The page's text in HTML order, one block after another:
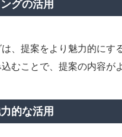
グの活用
、提案をより魅力的にす
むことで、提案の内容が
的な活用